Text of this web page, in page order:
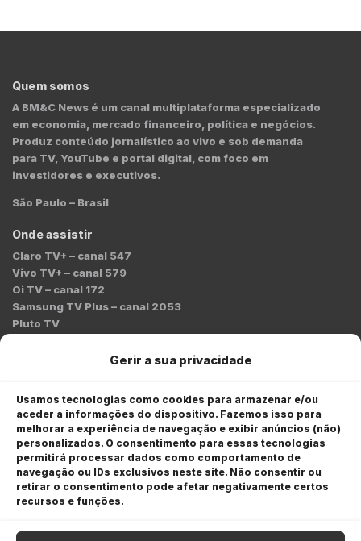
Gerir a sua privacidade
Usamos tecnologias como cookies para armazenar e/ou
aceder a informações do dispositivo. Fazemos isso para
melhorar a experiência de navegação e exibir anúncios (não)
personalizados. O consentimento para essas tecnologias
permitirá processar dados como comportamento de
navegação ou IDs exclusivos neste site. Não consentir ou
retirar o consentimento pode afetar negativamente certos
recursos e funções.
Quem somos
A BM&C News é um canal multiplataforma especializado
em economia, mercado financeiro, política e negócios.
Produz conteúdo jornalístico ao vivo e sob demanda
para TV, YouTube e portal digital, com foco em
investidores e executivos.
São Paulo – Brasil
Onde assistir
Claro TV+ – canal 547
Vivo TV+ – canal 579
Oi TV – canal 172
Samsung TV Plus – canal 2053
Pluto TV
redacao@bmcnews.com.br
Comercial:
comercial@bmcnews.com.br
Anuncie na BM&C News
A BM&C News conecta marcas a milhões de investidores
através de TV, YouTube e plataformas digitais.